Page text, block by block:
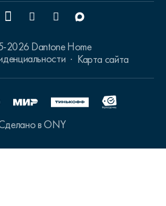
2026 Dantone Home
Карта сайта
в ONY